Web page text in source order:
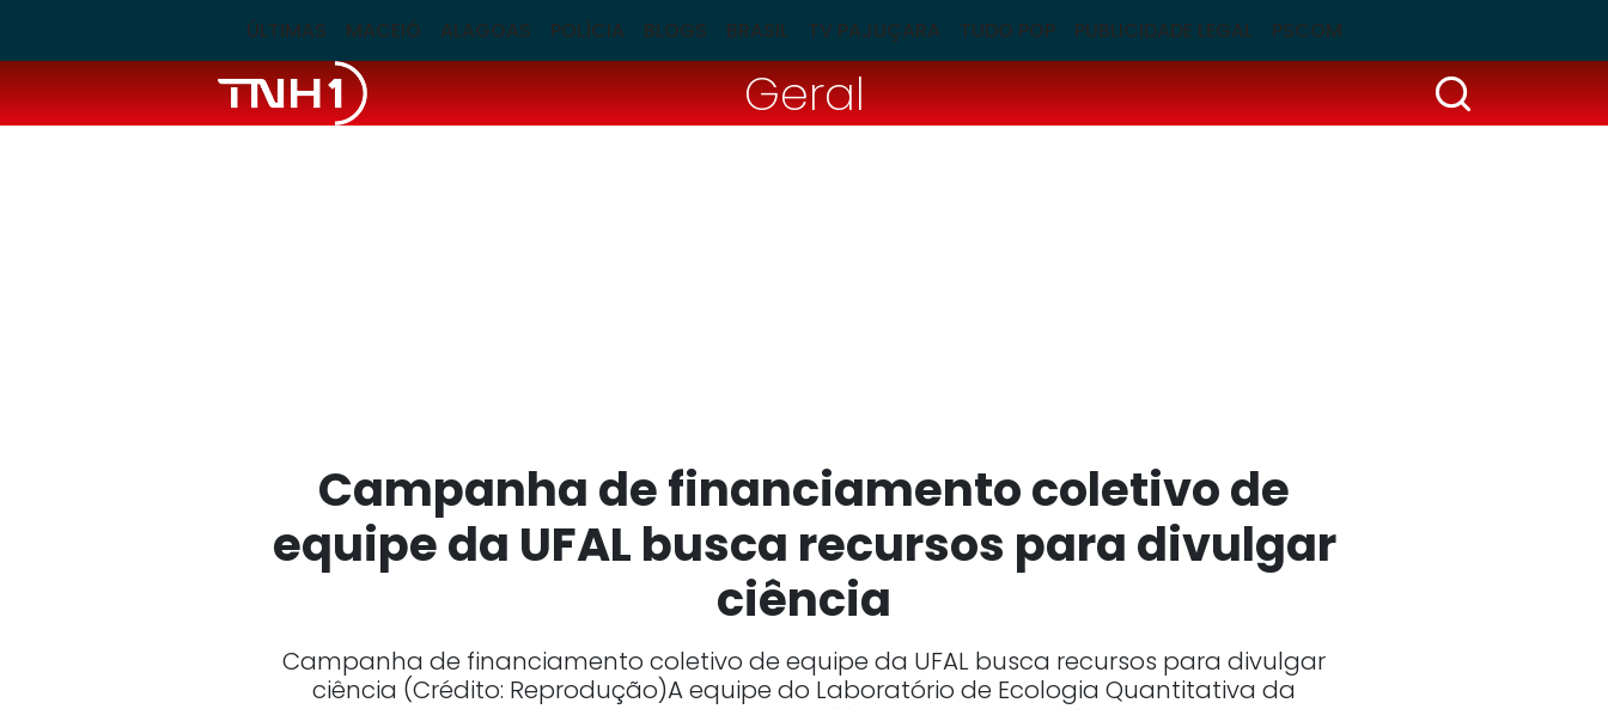
ÚLTIMAS MACEIÓ ALAGOAS POLÍCIA BLOGS BRASIL TV PAJUÇARA TUDO POP PUBLICIDADE LEGAL PSCOM
Geral
Campanha de financiamento coletivo de
equipe da UFAL busca recursos para divulgar
ciência
Campanha de financiamento coletivo de equipe da UFAL busca recursos para divulgar
ciência (Crédito: Reprodução)A equipe do Laboratório de Ecologia Quantitativa da